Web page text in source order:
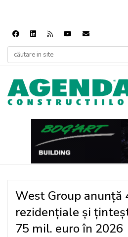
West Group anunță
rezidențiale și
75 mil. euro în 2026